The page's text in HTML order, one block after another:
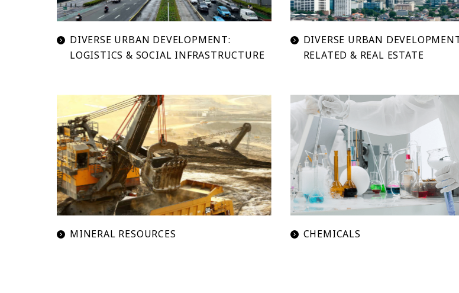
DIVERSE URBAN DEVELOPMENT:
LOGISTICS & SOCIAL INFRASTRUCTURE
DIVERSE URBAN
RELATED & REAL ESTATE
MINERAL RESOURCES CHEMICALS